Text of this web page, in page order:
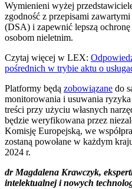
Wymienieni wyżej
zgodność z przepisami
(DSA) i zapewnić lepszą
osobom nieletnim.
Czytaj więcej w LEX:
pośrednich w trybie aktu o
Platformy będą zobowiązane do
monitorowania i usuwania ryzyka
treści przy użyciu własnych
będzie weryfikowana przez
Komisję Europejską, we
zostaną powołane w każdym
2024 r.
dr Magdalena Krawczyk,
intelektualnej i nowych